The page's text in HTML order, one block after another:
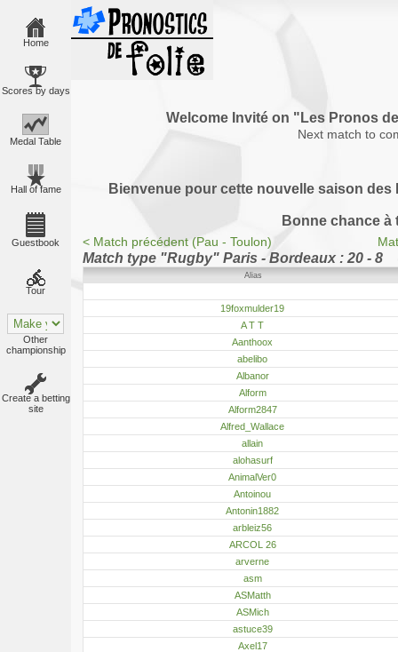
Home
Scores by days
Medal Table
Hall of fame
Guestbook
Tour
Other
championship
Create a betting
site
Welcome Invité on "Les Pronos
Next match to
Bienvenue pour cette nouvelle saison des
Bonne chance à
< Match précédent (Pau - Toulon)
Match type "Rugby" Paris - Bordeaux : 20 - 8
Alias
19foxmulder19
A T T
Aanthoox
abelibo
Albanor
Alform
Alform2847
Alfred_Wallace
allain
alohasurf
AnimalVer0
Antoinou
Antonin1882
arbleiz56
ARCOL 26
arverne
asm
ASMatth
ASMich
astuce39
Axel17